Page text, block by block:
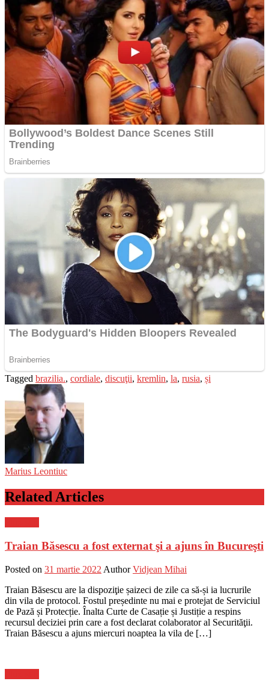
Tagged brazilia., cordiale, discuţii, kremlin, la, rusia, și
Marius Leontiuc
Related Articles
Traian Băsescu a fost externat şi a ajuns în Bucureşti
Posted on 31 martie 2022 Author Vidjean Mihai
Traian Băsescu are la dispoziţie șaizeci de zile ca să-și ia lucrurile
din vila de protocol. Fostul președinte nu mai e protejat de Serviciul
de Pază și Protecție. Înalta Curte de Casație și Justiție a respins
recursul deciziei prin care a fost declarat colaborator al Securităţii.
Traian Băsescu a ajuns miercuri noaptea la vila de […]